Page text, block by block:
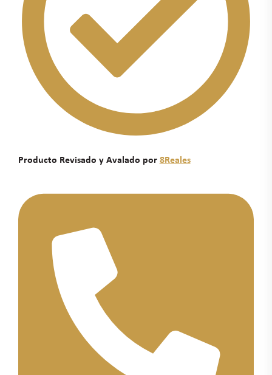
Producto Revisado y Avalado por 8Reales